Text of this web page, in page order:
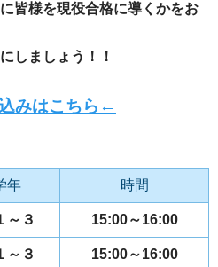
皆様を現役合格に導くかをお
しましょう！！
みはこちら←
年 時間
～３ 15:00～16:00
～３ 15:00～16:00